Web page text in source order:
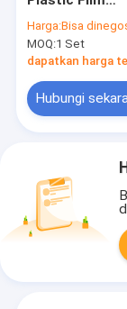
1200mm Lebar
Harga:Bisa
MOQ:1 Set
dapatkan harga
Hubungi